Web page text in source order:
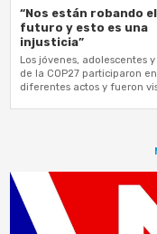
“Nos están robando el
futuro y esto es una
injusticia”
Los jóvenes, adolescentes
de la COP27 participaron en
diferentes actos y fueron